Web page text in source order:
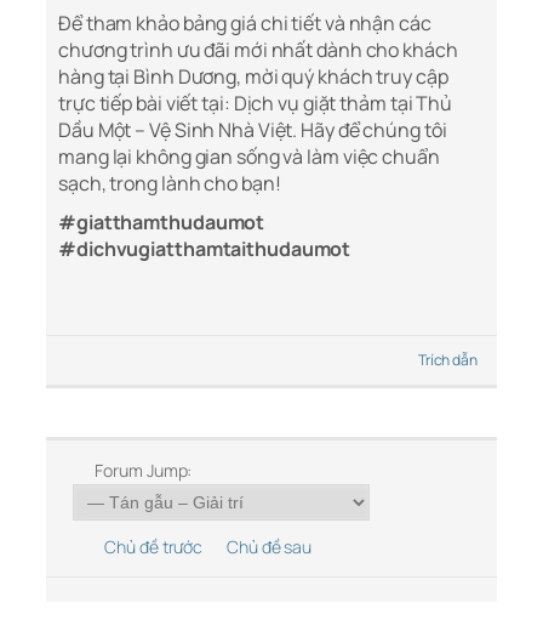
Để tham khảo bảng giá chi tiết và nhận các
chương trình ưu đãi mới nhất dành cho khách
hàng tại Bình Dương, mời quý khách truy cập
trực tiếp bài viết tại: Dịch vụ giặt thảm tại Thủ
Dầu Một – Vệ Sinh Nhà Việt. Hãy để chúng tôi
mang lại không gian sống và làm việc chuẩn
sạch, trong lành cho bạn!
#giatthamthudaumot
#dichvugiatthamtaithudaumot
Trích dẫn
Forum Jump:
Chủ đề trước Chủ đề sau